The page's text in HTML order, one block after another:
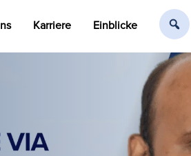
Karriere Einblicke